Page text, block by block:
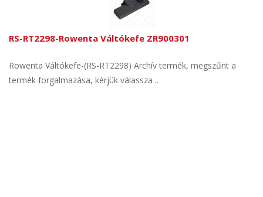
RS-RT2298-Rowenta Váltókefe ZR900301
Rowenta Váltókefe-(RS-RT2298) Archív termék, megszűnt a
termék forgalmazása, kérjük válassza ..